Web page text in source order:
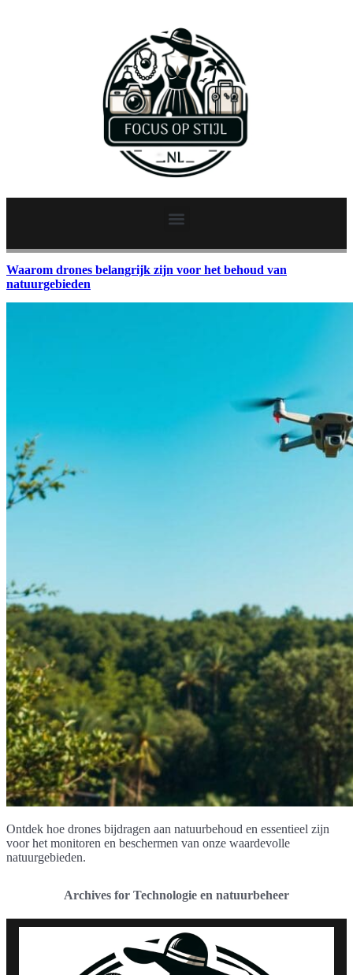
Waarom drones belangrijk zijn voor het behoud van
natuurgebieden
Ontdek hoe drones bijdragen aan natuurbehoud en essentieel zijn
voor het monitoren en beschermen van onze waardevolle
natuurgebieden.
Archives for Technologie en natuurbeheer